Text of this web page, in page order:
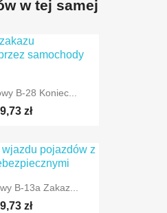
w tej samej
B-28 Koniec...
zł
TYLKO ONLINE
B-13a Zakaz...
zł